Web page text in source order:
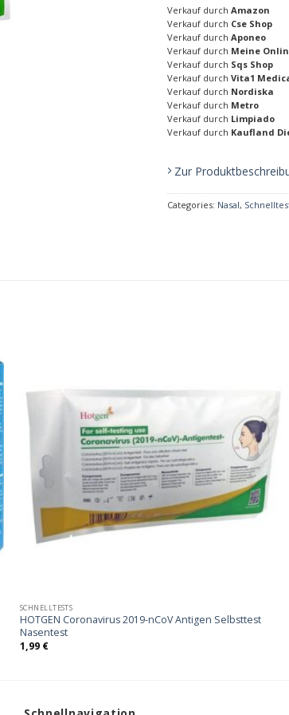
Verkauf durch Amazon
Verkauf durch Cse Shop
Verkauf durch Aponeo
Verkauf durch Meine
Verkauf durch Sqs Shop
Verkauf durch Vita1
Verkauf durch Nordiska
Verkauf durch Metro
Verkauf durch Limpiado
Verkauf durch Kaufland
Zur
Categories: Nasal,
SCHNELLTESTS
HOTGEN Coronavirus 2019-nCoV Antigen Selbsttest
Nasentest
1,99 €